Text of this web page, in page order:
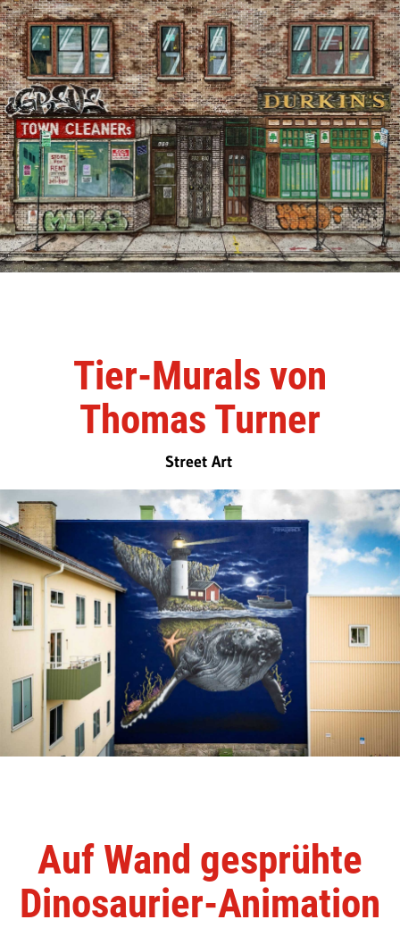
Tier-Murals von
Thomas Turner
Street Art
Auf Wand gesprühte
Dinosaurier-Animation